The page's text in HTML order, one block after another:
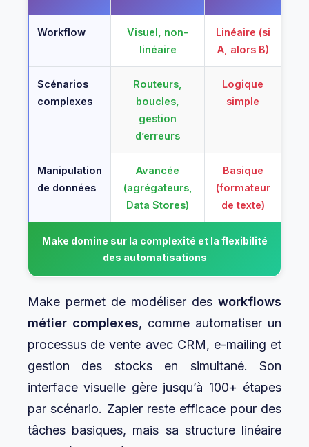
Workflow
Visuel, non-
linéaire
Linéaire (si
A, alors B)
Scénarios
complexes
Routeurs,
boucles,
gestion
d’erreurs
Logique
simple
Manipulation
de données
Avancée
(agrégateurs,
Data Stores)
Basique
(formateur
de texte)
Make domine sur la complexité et la flexibilité
des automatisations
Make permet de modéliser des workflows
métier complexes, comme automatiser un
processus de vente avec CRM, e-mailing et
gestion des stocks en simultané. Son
interface visuelle gère jusqu’à 100+ étapes
par scénario. Zapier reste efficace pour des
tâches basiques, mais sa structure linéaire